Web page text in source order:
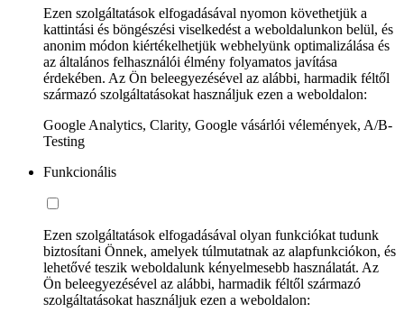
Ezen szolgáltatások elfogadásával nyomon követhetjük a
kattintási és böngészési viselkedést a weboldalunkon belül, és
anonim módon kiértékelhetjük webhelyünk optimalizálása és
az általános felhasználói élmény folyamatos javítása
érdekében. Az Ön beleegyezésével az alábbi, harmadik féltől
származó szolgáltatásokat használjuk ezen a weboldalon:
Google Analytics, Clarity, Google vásárlói vélemények, A/B-
Testing
Funkcionális
Ezen szolgáltatások elfogadásával olyan funkciókat tudunk
biztosítani Önnek, amelyek túlmutatnak az alapfunkciókon, és
lehetővé teszik weboldalunk kényelmesebb használatát. Az
Ön beleegyezésével az alábbi, harmadik féltől származó
szolgáltatásokat használjuk ezen a weboldalon: